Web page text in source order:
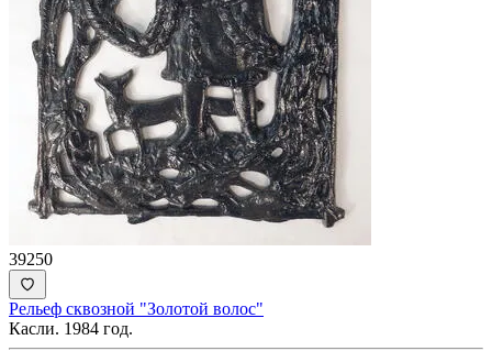
39250
Рельеф сквозной "Золотой волос"
Касли. 1984 год.